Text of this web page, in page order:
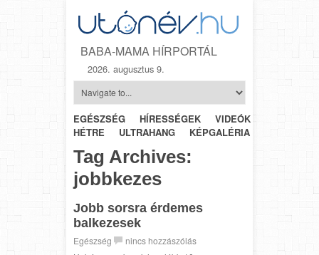
BABA-MAMA HÍRPORTÁL
2026. augusztus 9.
EGÉSZSÉG HÍRESSÉGEK VIDEÓK
HÉTRŐL-
HÉTRE
ULTRAHANG KÉPGALÉRIA
Tag Archives:
jobbkezes
Jobb sorsra érdemes
balkezesek
Egészség
nincs hozzászólás